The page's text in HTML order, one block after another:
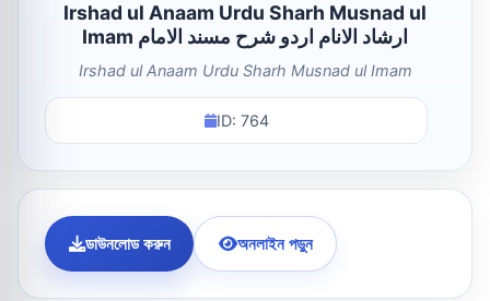
Irshad ul Anaam Urdu Sharh Musnad ul
Imam ارشاد الانام اردو شرح مسند الامام
Irshad ul Anaam Urdu Sharh Musnad ul Imam
ID: 764
ডাউনলোড করুন অনলাইন পড়ুন